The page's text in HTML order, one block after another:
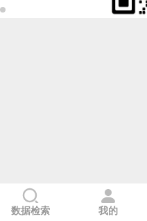
数据检索 我的